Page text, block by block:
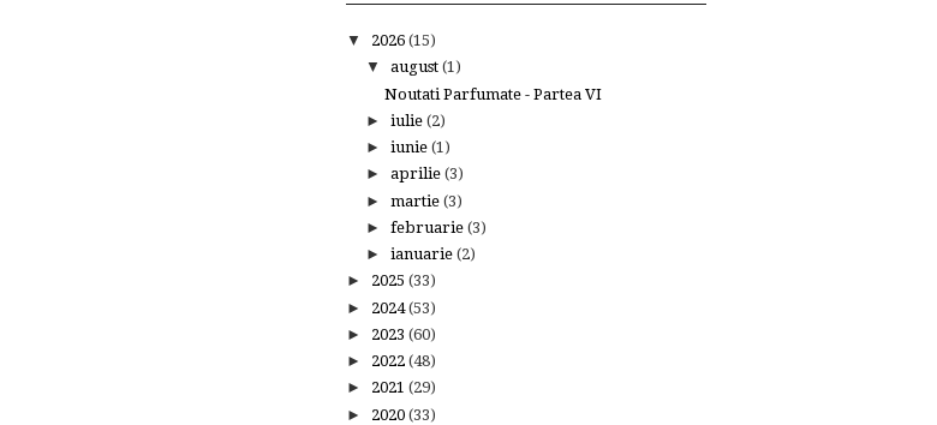
▼ 2026 (15)
▼ august (1)
Noutati Parfumate - Partea VI
► iulie (2)
► iunie (1)
► aprilie (3)
► martie (3)
► februarie (3)
► ianuarie (2)
► 2025 (33)
► 2024(53)
► 2023 (60)
► 2022 (48)
► 2021 (29)
► 2020 (33)